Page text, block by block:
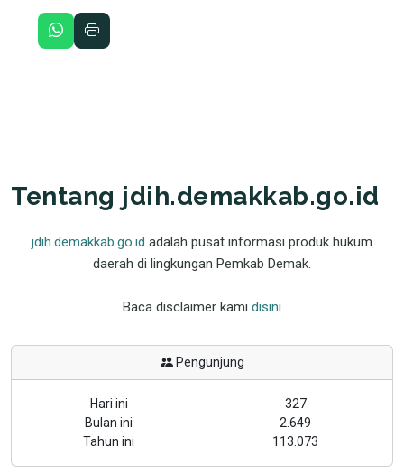
Tentang jdih.demakkab.go.id
jdih.demakkab.go.id adalah pusat informasi produk hukum
daerah di lingkungan Pemkab Demak.
Baca disclaimer kami disini
Pengunjung
Hari ini
327
Bulan ini
2.649
Tahun ini
113.073